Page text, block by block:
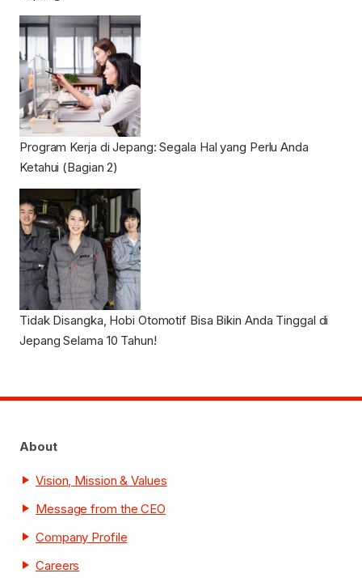
Program Kerja di Jepang: Segala Hal yang Perlu Anda
Ketahui (Bagian 2)
Tidak Disangka, Hobi Otomotif Bisa Bikin Anda Tinggal di
Jepang Selama 10 Tahun!
About
Vision, Mission & Values
Message from the CEO
Company Profile
Careers